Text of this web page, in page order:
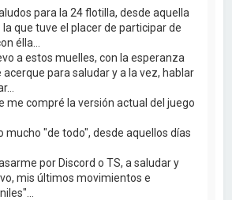
para la 24 flotilla, desde aquella
que tuve el placer de participar de
élla...
a estos muelles, con la esperanza
acerque para saludar y a la vez, hablar
me compré la versión actual del juego
mucho "de todo", desde aquellos días
por Discord o TS, a saludar y
mis últimos movimientos e